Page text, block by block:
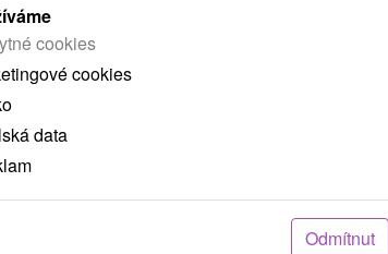
cookies
cookies
data
Odmítnut